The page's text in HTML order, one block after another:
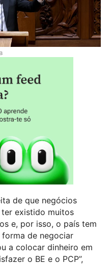
de que negócios
existido muitos
e, por isso, o país tem
de negociar
a colocar dinheiro em
o BE e o PCP”,